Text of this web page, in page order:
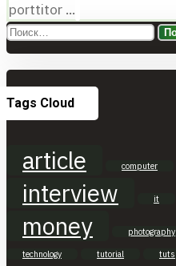
porttitor ...
Найти:
Tags Cloud
article computer
interview it
money
photography
technology
tutorial tuts